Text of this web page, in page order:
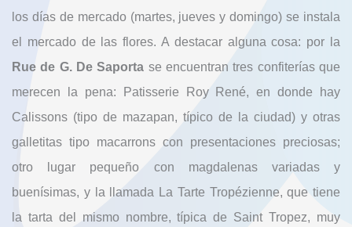
los días de mercado (martes, jueves y domingo) se instala
el mercado de las flores. A destacar alguna cosa: por la
Rue de G. De Saporta se encuentran tres confiterías que
merecen la pena: Patisserie Roy René, en donde hay
Calissons (tipo de mazapan, típico de la ciudad) y otras
galletitas tipo macarrons con presentaciones preciosas;
otro lugar pequeño con magdalenas variadas y
buenísimas, y la llamada La Tarte Tropézienne, que tiene
la tarta del mismo nombre, típica de Saint Tropez, muy